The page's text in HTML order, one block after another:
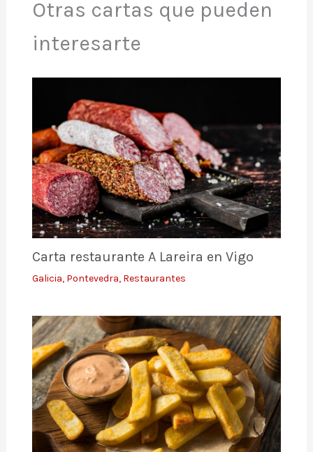
Otras cartas que pueden
interesarte
Carta restaurante A Lareira en Vigo
Galicia, Pontevedra, Restaurantes